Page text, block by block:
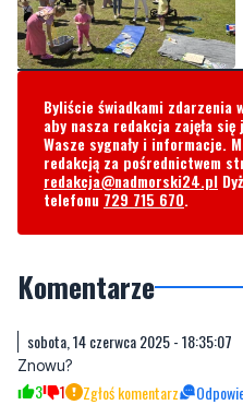
Byliście świadkami zdarzenia
aby nasza redakcja zajęła
Wasze sygnały i informacje.
redakcją za pośrednictwem
redakcja@nadmorski24.pl
telefonu 729 715 670.
Komentarze
sobota, 14 czerwca 2025 - 18:35:07
Znowu?
3 1 Zgłoś komentarz